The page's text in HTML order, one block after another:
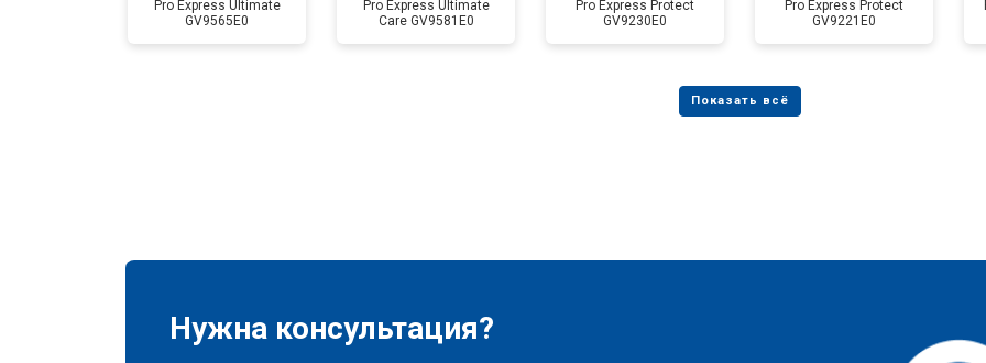
Pro Express Ultimate
GV9565E0
Pro Express Ultimate
Care GV9581E0
Pro Express Protect
GV9230E0
Pro Express Protect
GV9221E0
Нужна консультация?